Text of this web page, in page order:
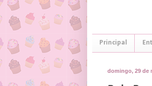
Principal
domingo, 29 de